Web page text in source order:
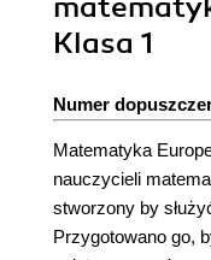
Klasa 1
Numer
Matematyka
nauczycieli
stworzony by
Przygotowano go,